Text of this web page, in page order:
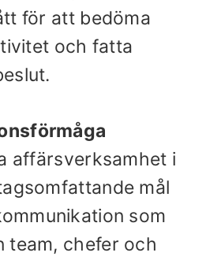
för att bedöma
och fatta
affärsverksamhet i
mål
som
team, chefer och